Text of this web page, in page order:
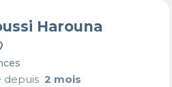
Harouna
depuis2 mois